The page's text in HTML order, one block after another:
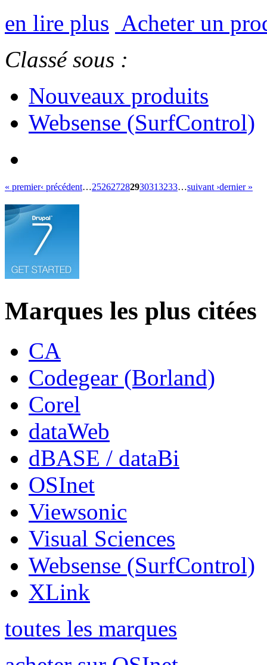
en lire plus Acheter un
Classé sous :
Nouveaux produits
Websense (SurfControl)
« premier‹ précédent…252627282930313233…suivant ›dernier »
Marques les plus citées
CA
Codegear (Borland)
Corel
dataWeb
dBASE / dataBi
OSInet
Viewsonic
Visual Sciences
Websense (SurfControl)
XLink
toutes les marques